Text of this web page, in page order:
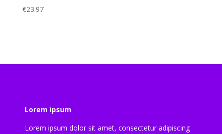
€23.97
Lorem ipsum
Lorem ipsum dolor sit amet, consectetur adipiscing